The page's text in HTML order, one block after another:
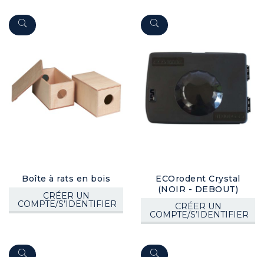
Boîte à rats en bois
CRÉER UN
COMPTE/S’IDENTIFIER
ECOrodent Crystal
(NOIR - DEBOUT)
CRÉER UN
COMPTE/S’IDENTIFIER